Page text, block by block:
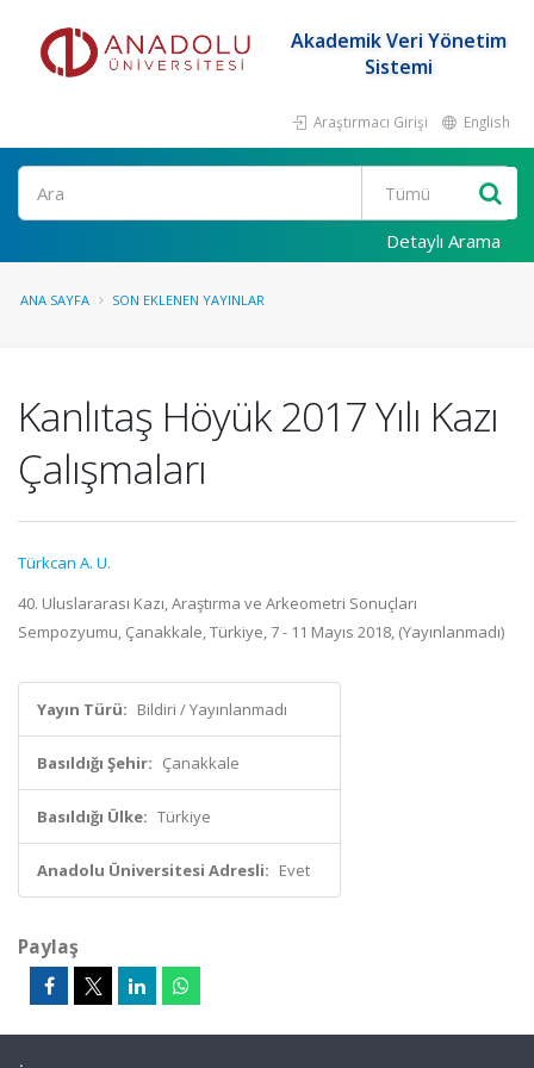
Akademik Veri Yönetim
Sistemi
Araştırmacı Girişi English
Ara
Detaylı Arama
ANA SAYFA SON EKLENEN YAYINLAR
Kanlıtaş Höyük 2017 Yılı Kazı
Çalışmaları
Türkcan A. U.
40. Uluslararası Kazı, Araştırma ve Arkeometri Sonuçları
Sempozyumu, Çanakkale, Türkiye, 7 - 11 Mayıs 2018, (Yayınlanmadı)
Yayın Türü: Bildiri / Yayınlanmadı
Basıldığı Şehir: Çanakkale
Basıldığı Ülke: Türkiye
Anadolu Üniversitesi Adresli: Evet
Paylaş